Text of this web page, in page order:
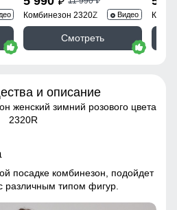
Комбинезон 2320Z Видео
Смотреть
и описание
женский зимний розового цвета
2320R
посадке комбинезон, подойдет
типом фигур.